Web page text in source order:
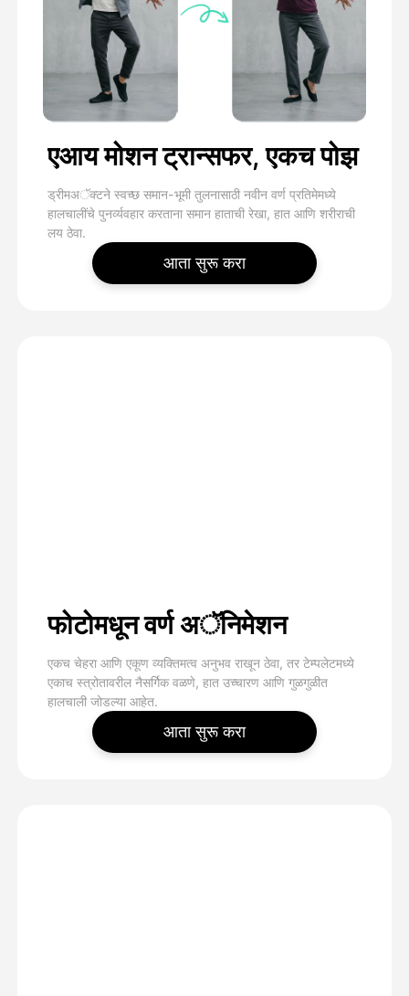
एआय मोशन ट्रान्सफर, एकच पोझ
ड्रीमअॅक्टने स्वच्छ समान-भूमी तुलनासाठी नवीन वर्ण प्रतिमेमध्ये
हालचालींचे पुनर्व्यवहार करताना समान हाताची रेखा, हात आणि शरीराची
लय ठेवा.
आता सुरू करा
फोटोमधून वर्ण अॅनिमेशन
एकच चेहरा आणि एकूण व्यक्तिमत्व अनुभव राखून ठेवा, तर टेम्पलेटमध्ये
एकाच स्त्रोतावरील नैसर्गिक वळणे, हात उच्चारण आणि गुळगुळीत
हालचाली जोडल्या आहेत.
आता सुरू करा